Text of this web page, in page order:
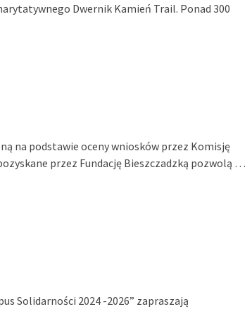
Dwernik Kamień Trail. Ponad 300
na podstawie oceny wniosków przez Komisję
przez Fundację Bieszczadzką pozwolą …
Solidarności 2024 -2026” zapraszają